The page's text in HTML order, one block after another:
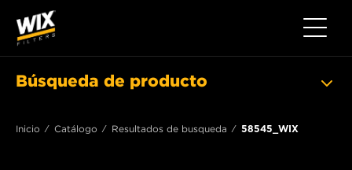
Toggle
Búsqueda de producto
Inicio Catálogo Resultados de busqueda 58545_WIX